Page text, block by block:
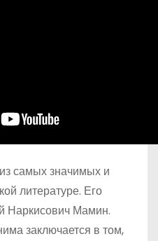
самых значимых и
литературе. Его
Наркисович Мамин.
заключается в том,